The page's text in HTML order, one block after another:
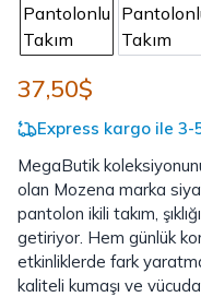
37,50$
Express kargo ile 3-
MegaButik
olan Mozena marka
pantolon ikili takım,
getiriyor. Hem günlük
etkinliklerde fark
kaliteli kumaşı ve